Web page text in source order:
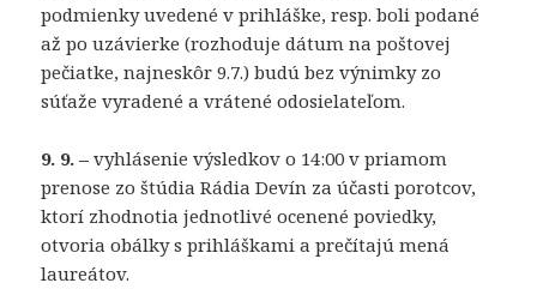
podmienky uvedené v prihláške, resp. boli podané
až po uzávierke (rozhoduje dátum na poštovej
pečiatke, najneskôr 9.7.) budú bez výnimky zo
súťaže vyradené a vrátené odosielateľom.
9. 9. –vyhlásenie výsledkov o 14:00 v priamom
prenose zo štúdia Rádia Devín za účasti porotcov,
ktorí zhodnotia jednotlivé ocenené poviedky,
otvoria obálky s prihláškami a prečítajú mená
laureátov.